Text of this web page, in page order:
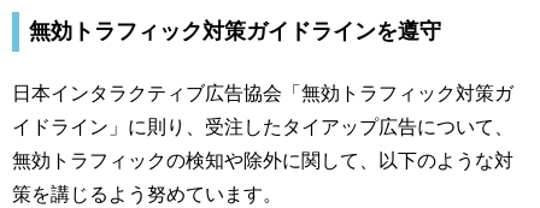
無効トラフィック対策ガイドラインを遵守
日本インタラクティブ広告協会「無効トラフィック対策ガ
イドライン」に則り、受注したタイアップ広告について、
無効トラフィックの検知や除外に関して、以下のような対
策を講じるよう努めています。